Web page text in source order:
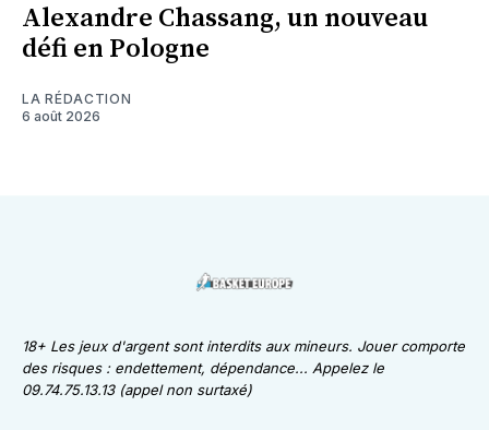
Alexandre Chassang, un nouveau
défi en Pologne
LA RÉDACTION
6 août 2026
18+ Les jeux d'argent sont interdits aux mineurs. Jouer comporte
des risques : endettement, dépendance... Appelez le
09.74.75.13.13 (appel non surtaxé)